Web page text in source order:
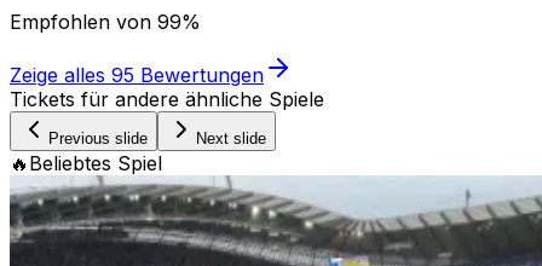
Empfohlen von 99%
Zeige alles 95 Bewertungen
Tickets für andere ähnliche Spiele
Previous slide Next slide
🔥 Beliebtes Spiel